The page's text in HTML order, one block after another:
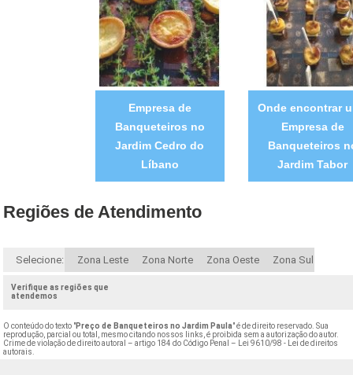
Empresa de
Banqueteiros no
Jardim Cedro do
Líbano
Onde encontrar
Empresa de
Banqueteiros
Jardim Tabor
Regiões de Atendimento
Selecione: Zona Leste Zona Norte Zona Oeste Zona Sul
Verifique as regiões que
atendemos
O conteúdo do texto "Preço de Banqueteiros no Jardim Paula" é de direito reservado. Sua
reprodução, parcial ou total, mesmo citando nossos links, é proibida sem a autorização do autor.
Crime de violação de direito autoral – artigo 184 do Código Penal –
Lei 9610/98 - Lei de direitos
autorais